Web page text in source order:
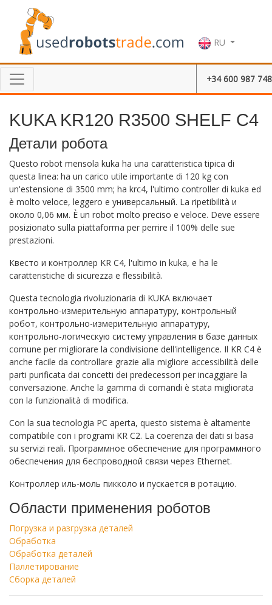
RU
+34 600 987 748
KUKA KR120 R3500 SHELF C4
Детали робота
Questo robot mensola kuka ha una caratteristica tipica di
questa linea: ha un carico utile importante di 120 kg con
un'estensione di 3500 mm; ha krc4, l'ultimo controller di kuka ed
è molto veloce, leggero e универсальный. La ripetibilità и
около 0,06 мм. È un robot molto preciso e veloce. Deve essere
posizionato sulla piattaforma per perrire il 100% delle sue
prestazioni.
Квесто и контроллер KR C4, l'ultimo in kuka, e ha le
caratteristiche di sicurezza e flessibilità.
Questa tecnologia rivoluzionaria di KUKA включает
контрольно-измерительную аппаратуру, контрольный
робот, контрольно-измерительную аппаратуру,
контрольно-логическую систему управления в базе данных
comune per migliorare la condivisione dell'intelligence. Il KR C4 è
anche facile da controllare grazie alla migliore accessibilità delle
parti purificata dai concetti dei predecessori per incaggiare la
conversazione. Anche la gamma di comandi è stata migliorata
con la funzionalità di modifica.
Con la sua tecnologia PC aperta, questo sistema è altamente
compatibile con i programi KR C2. La coerenza dei dati si basa
su servizi reali. Программное обеспечение для программного
обеспечения для беспроводной связи через Ethernet.
Контроллер иль-моль пикколо и пускается в ротацию.
Области применения роботов
Погрузка и разгрузка деталей
Обработка
Обработка деталей
Паллетирование
Сборка деталей